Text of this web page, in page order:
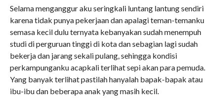
Selama menganggur aku seringkali luntang lantung sendiri
karena tidak punya pekerjaan dan apalagi teman-temanku
semasa kecil dulu ternyata kebanyakan sudah menempuh
studi di perguruan tinggi di kota dan sebagian lagi sudah
bekerja dan jarang sekali pulang, sehingga kondisi
perkampunganku acapkali terlihat sepi akan para pemuda.
Yang banyak terlihat pastilah hanyalah bapak-bapak atau
ibu-ibu dan beberapa anak yang masih kecil.